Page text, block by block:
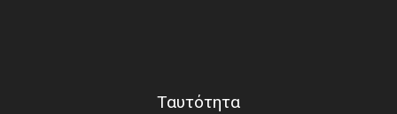
Ταυτότητα